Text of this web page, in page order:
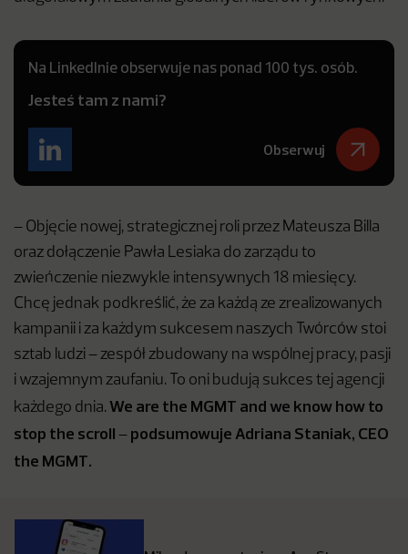
Na LinkedInie obserwuje nas ponad 100 tys. osób.
Jesteś tam z nami?
Obserwuj
– Objęcie nowej, strategicznej roli przez Mateusza Billa
oraz dołączenie Pawła Lesiaka do zarządu to
zwieńczenie niezwykle intensywnych 18 miesięcy.
Chcę jednak podkreślić, że za każdą ze zrealizowanych
kampanii i za każdym sukcesem naszych Twórców stoi
sztab ludzi – zespół zbudowany na wspólnej pracy, pasji
i wzajemnym zaufaniu. To oni budują sukces tej agencji
każdego dnia. We are the MGMT and we know how to
stop the scroll – podsumowuje Adriana Staniak, CEO
the MGMT.